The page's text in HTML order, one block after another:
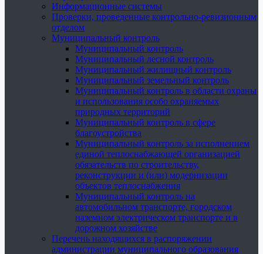
Информационные системы
Проверки, проведенные контрольно-ревизионным
отделом
Муниципальный контроль
Муниципальный контроль
Муниципальный лесной контроль
Муниципальный жилищный контроль
Муниципальный земельный контроль
Муниципальный контроль в области охраны
и использования особо охраняемых
природных территорий
Муниципальный контроль в сфере
благоустройства
Муниципальный контроль за исполнением
единой теплоснабжающей организацией
обязательств по строительству,
реконструкции и (или) модернизации
объектов теплоснабжения
Муниципальный контроль на
автомобильном транспорте, городском
наземном электрическом транспорте и в
дорожном хозяйстве
Перечень находящихся в распоряжении
администрации муниципального образования